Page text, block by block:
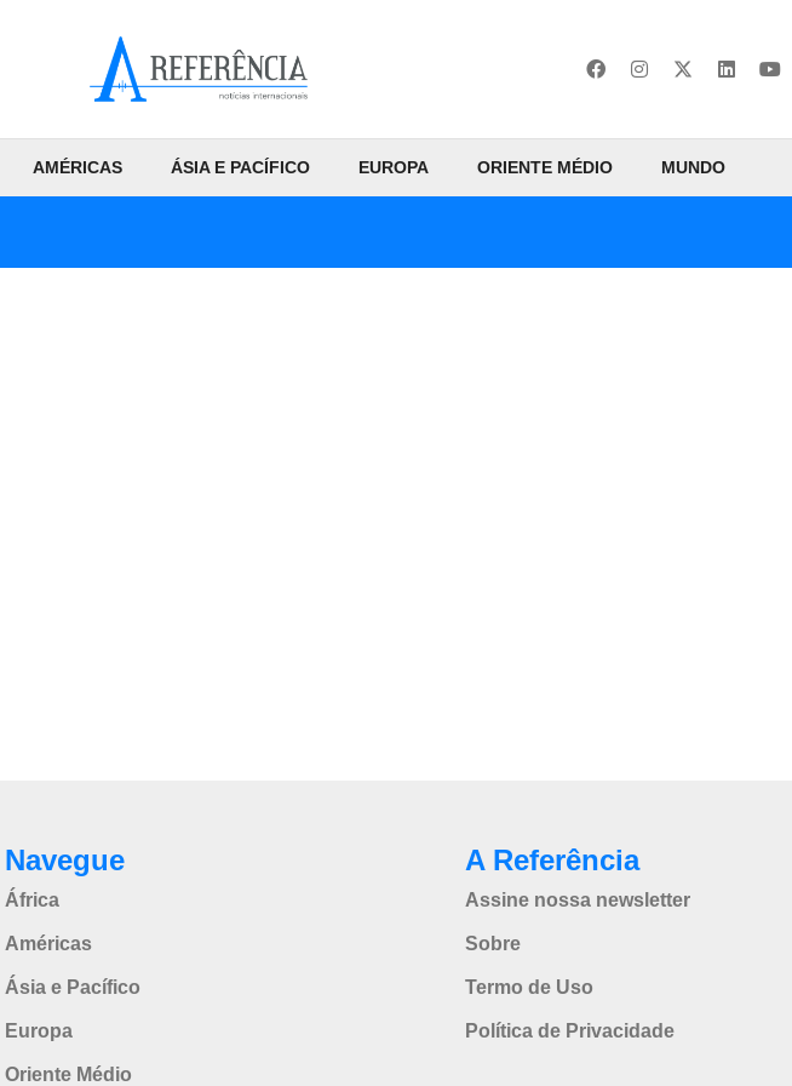
AMÉRICAS ÁSIA E PACÍFICO EUROPA ORIENTE MÉDIO MUNDO
Navegue
África
Américas
Ásia e Pacífico
Europa
Oriente Médio
A Referência
Assine nossa newsletter
Sobre
Termo de Uso
Política de Privacidade